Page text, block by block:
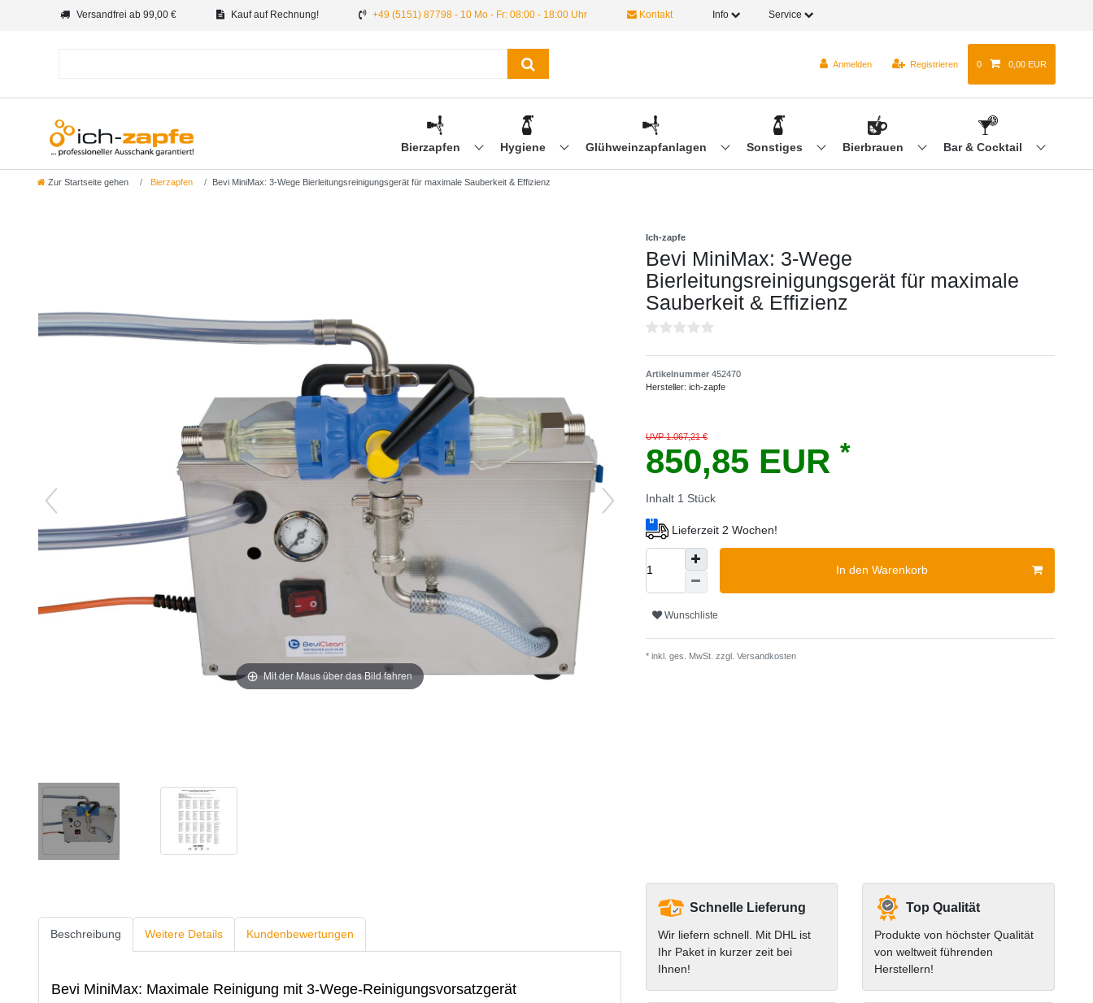
Versandfrei ab 99,00 € Kauf auf Rechnung! +49 (5151) 87798 - 10 Mo - Fr: 08:00 - 18:00 Uhr Kontakt Info Service
Anmelden Registrieren 0 0,00 EUR
Bierzapfen Hygiene Glühweinzapfanlagen Sonstiges Bierbrauen Bar & Cocktail
Zur Startseite gehen Bierzapfen Bevi MiniMax: 3-Wege Bierleitungsreinigungsgerät für maximale Sauberkeit & Effizienz
Mit der Maus über das Bild fahren
Ich-zapfe
Bevi MiniMax: 3-Wege
Bierleitungsreinigungsgerät für maximale
Sauberkeit & Effizienz
Artikelnummer 452470
Hersteller: ich-zapfe
UVP 1.067,21 €
850,85 EUR *
Inhalt 1 Stück
Lieferzeit 2 Wochen!
In den Warenkorb
Wunschliste
* inkl. ges. MwSt. zzgl. Versandkosten
Beschreibung Weitere Details Kundenbewertungen
Bevi MiniMax: Maximale Reinigung mit 3-Wege-Reinigungsvorsatzgerät
Schnelle Lieferung
Wir liefern schnell. Mit DHL ist
Ihr Paket in kurzer zeit bei
Ihnen!
Top Qualität
Produkte von höchster Qualität
von weltweit führenden
Herstellern!